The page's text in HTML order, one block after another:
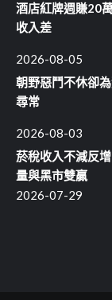
酒店紅牌週賺20
收入差
2026-08-05
朝野惡鬥不休卻
尋常
2026-08-03
菸稅收入不減反
量與黑市雙贏
2026-07-29